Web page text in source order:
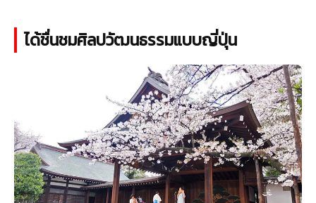
ได้ชื่นชมศิลปวัฒนธรรมแบบญี่ปุ่น